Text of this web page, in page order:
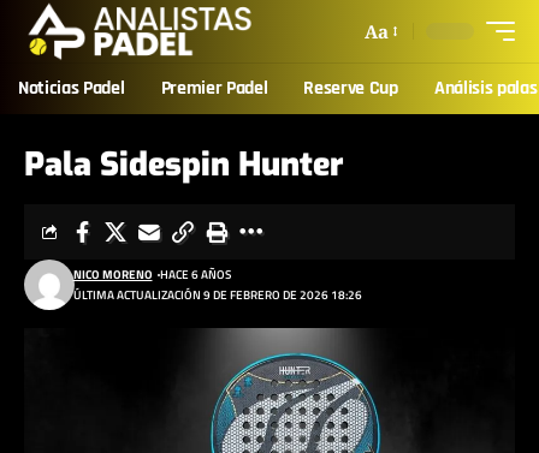
Aa
Noticias Padel Premier Padel Reserve Cup Análisis palas
Pala Sidespin Hunter
ÚLTIMA ACTUALIZACIÓN 9 DE FEBRERO DE 2026 18:26
NICO MORENO HACE 6 AÑOS